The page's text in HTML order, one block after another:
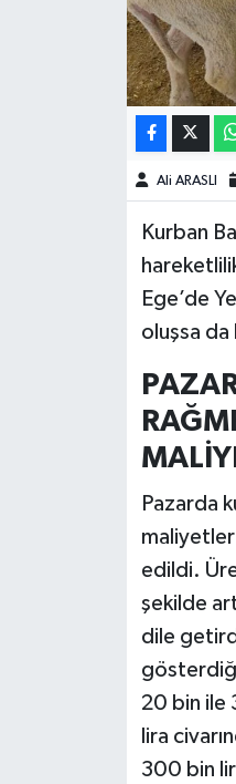
Ali ARASLI
Kurban
Ege’de
oluşsa da
Pazarda
maliyetler
edildi.
şekilde
dile
20 bin ile
lira
300 bin